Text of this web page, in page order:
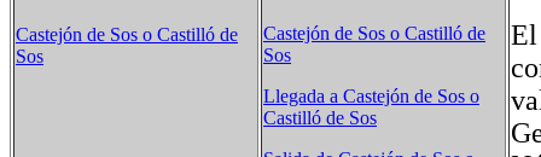
Castejón de Sos o Castilló de
Sos
Castejón de Sos o Castilló de
Sos
Llegada a Castejón de Sos o
Castilló de Sos
El